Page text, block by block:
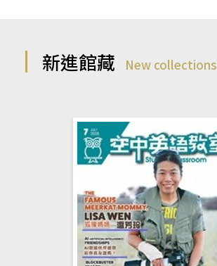
新進館藏 New collections